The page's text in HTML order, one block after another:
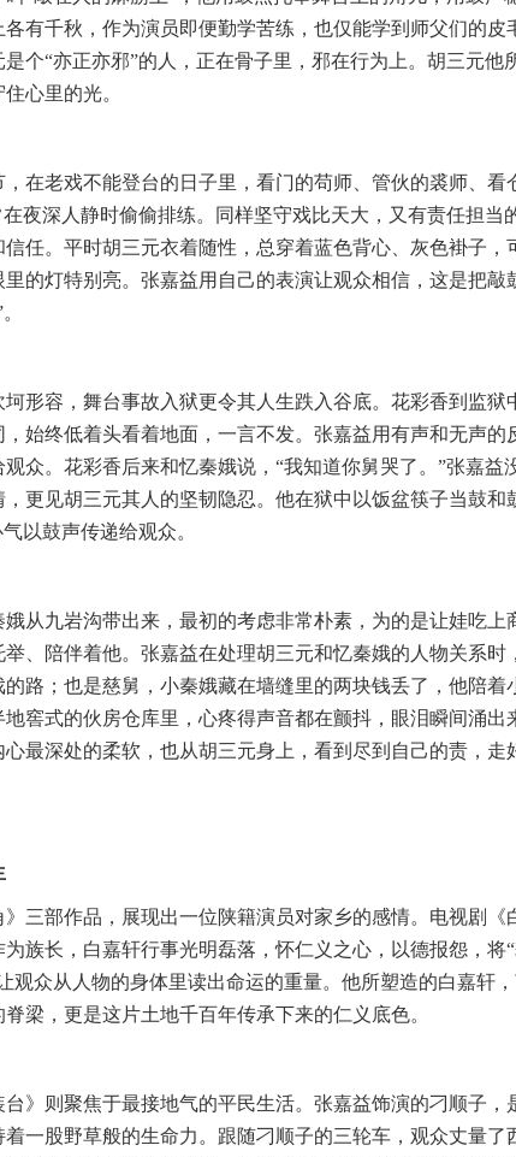
有千秋，作为演员即便勤学苦练，也仅能学到师父们的皮
个“亦正亦邪”的人，正在骨子里，邪在行为上。胡三元他
心里的光。
在老戏不能登台的日子里，看门的苟师、管伙的裘师、看
夜深人静时偷偷排练。同样坚守戏比天大，又有责任担当
任。平时胡三元衣着随性，总穿着蓝色背心、灰色褂子，
的灯特别亮。张嘉益用自己的表演让观众相信，这是把敲
形容，舞台事故入狱更令其人生跌入谷底。花彩香到监狱
始终低着头看着地面，一言不发。张嘉益用有声和无声的
众。花彩香后来和忆秦娥说， “我知道你舅哭了。”张嘉益
更见胡三元其人的坚韧隐忍。他在狱中以饭盆筷子当鼓和
以鼓声传递给观众。
从九岩沟带出来，最初的考虑非常朴素，为的是让娃吃上
、陪伴着他。张嘉益在处理胡三元和忆秦娥的人物关系时
路；也是慈舅，小秦娥藏在墙缝里的两块钱丢了， 他陪着
地窖式的伙房仓库里，心疼得声音都在颤抖，眼泪瞬间涌出
最深处的柔软 ， 也从胡三元身上，看到尽到自己的责，走
三部作品，展现出一位陕籍演员对家乡的感情。 电视剧《
族长，白嘉轩行事光明磊落，怀仁义之心，以德报怨，将
观众从人物的身体里读出命运的重量。他所塑造的白嘉轩
梁，更是这片土地千百年传承下来的仁义底色。
》则聚焦于最接地气的平民生活。张嘉益饰演的刁顺子，
一股野草般的生命力。跟随刁顺子的三轮车，观众丈量了